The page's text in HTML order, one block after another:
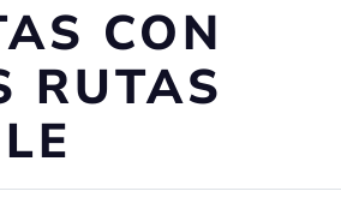
CON
RUTAS